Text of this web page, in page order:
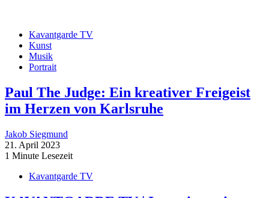
Kavantgarde TV
Kunst
Musik
Portrait
Paul The Judge: Ein kreativer Freigeist
im Herzen von Karlsruhe
Jakob Siegmund
21. April 2023
1 Minute Lesezeit
Kavantgarde TV